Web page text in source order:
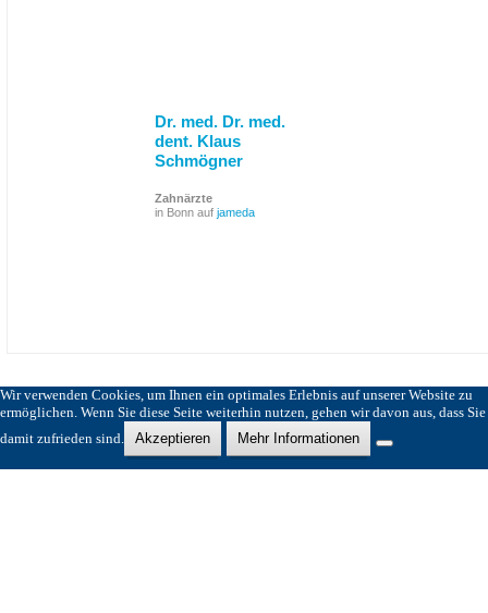
Dr. med. Dr. med.
dent. Klaus
Schmögner
Zahnärzte
in Bonn auf jameda
Wir verwenden Cookies, um Ihnen ein optimales Erlebnis auf unserer Website zu
ermöglichen. Wenn Sie diese Seite weiterhin nutzen, gehen wir davon aus, dass Sie
damit zufrieden sind.
Akzeptieren Mehr Informationen